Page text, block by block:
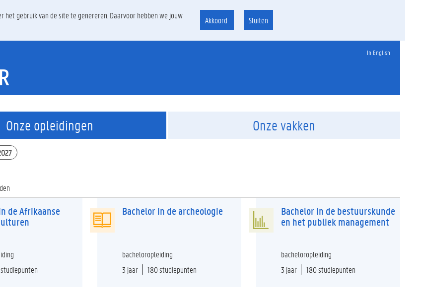
het gebruik van de site te genereren. Daarvoor hebben we jouw
Akkoord Sluiten
In English
Onze opleidingen Onze vakken
de Afrikaanse
Bachelor in de archeologie
bacheloropleiding
3 jaar
180 studiepunten
Bachelor in de bestuurskunde
en het publiek management
bacheloropleiding
3 jaar
180 studiepunten